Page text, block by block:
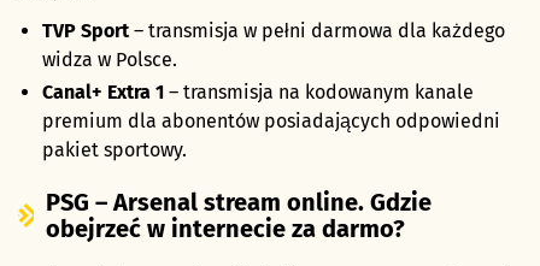
TVP Sport – transmisja w pełni darmowa dla każdego
widza w Polsce.
Canal+ Extra 1 – transmisja na kodowanym kanale
premium dla abonentów posiadających odpowiedni
pakiet sportowy.
PSG – Arsenal stream online. Gdzie
obejrzeć w internecie za darmo?